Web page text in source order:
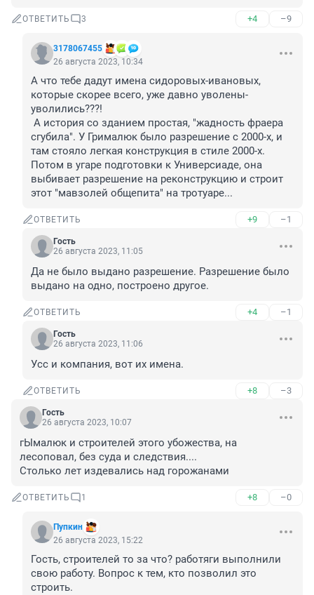
ОТВЕТИТЬ 3 +4 –9
3178067455
26 августа 2023, 10:34
А что тебе дадут имена сидоровых-ивановых,
которые скорее всего, уже давно уволены-
уволились???!
А история со зданием простая, "жадность фраера
сгубила". У Грималюк было разрешение с 2000-х, и
там стояло легкая конструкция в стиле 2000-х.
Потом в угаре подготовки к Универсиаде, она
выбивает разрешение на реконструкцию и строит
этот "мавзолей общепита" на тротуаре...
ОТВЕТИТЬ +9 –1
Гость
26 августа 2023, 11:05
Да не было выдано разрешение. Разрешение было
выдано на одно, построено другое.
ОТВЕТИТЬ +4 –1
Гость
26 августа 2023, 11:06
Усс и компания, вот их имена.
ОТВЕТИТЬ +8 –3
Гость
26 августа 2023, 10:07
гЫмалюк и строителей этого убожества, на
лесоповал, без суда и следствия....
Столько лет издевались над горожанами
ОТВЕТИТЬ 1 +8 –0
Пупкин
26 августа 2023, 15:22
Гость, строителей то за что? работяги выполнили
свою работу. Вопрос к тем, кто позволил это
строить.